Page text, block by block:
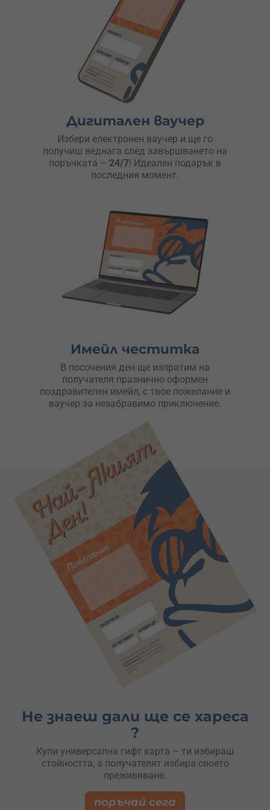
Дигитален ваучер
Избери електронен ваучер и ще го
получиш веднага след завършването на
поръчката – 24/7! Идеален подарък в
последния момент.
Имейл честитка
В посочения ден ще изпратим на
получателя празнично оформен
поздравителен имейл, с твое пожелание и
ваучер за незабравимо приключение.
Не знаеш дали ще се хареса
?
Купи универсална гифт карта – ти избираш
стойността, а получателят избира своето
преживяване.
поръчай сега